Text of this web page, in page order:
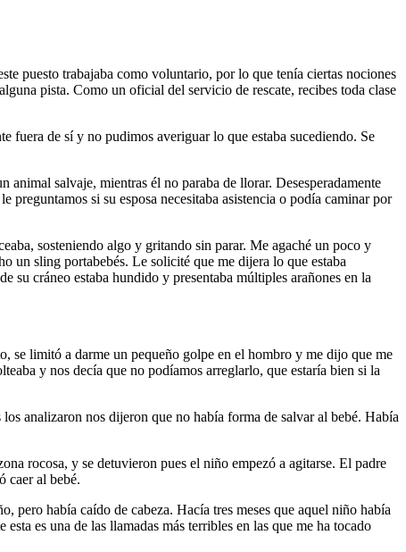
puesto trabajaba como voluntario, por lo que tenía ciertas nociones
pista. Como un oficial del servicio de rescate, recibes toda clase
fuera de sí y no pudimos averiguar lo que estaba sucediendo. Se
salvaje, mientras él no paraba de llorar. Desesperadamente
preguntamos si su esposa necesitaba asistencia o podía caminar por
sosteniendo algo y gritando sin parar. Me agaché un poco y
un sling portabebés. Le solicité que me dijera lo que estaba
su cráneo estaba hundido y presentaba múltiples arañones en la
se limitó a darme un pequeño golpe en el hombro y me dijo que me
y nos decía que no podíamos arreglarlo, que estaría bien si la
analizaron nos dijeron que no había forma de salvar al bebé. Había
rocosa, y se detuvieron pues el niño empezó a agitarse. El padre
caer al bebé.
pero había caído de cabeza. Hacía tres meses que aquel niño había
es una de las llamadas más terribles en las que me ha tocado